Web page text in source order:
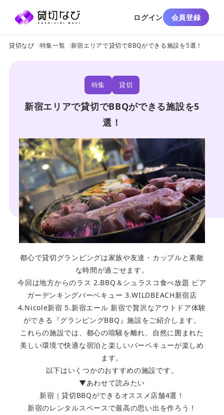
ログイン 会員登録
貸切なび 特集一覧 新宿エリアで貸切でBBQができる施設を5選！
特集 貸切
新宿エリアで貸切でBBQができる施設を5
選！
都心で貸切グランピングは家族や友達・カップルと素敵
な時間が過ごせます。
今回は地方からのラス 2.BBQ＆シュラスコ食べ放題 ビア
ガーデンキングバーベキュー 3.WILDBEACH新宿店
4.Nicole新宿 5.新宿エール 新宿で贅沢なアウトドア体験
ができる『グランピングBBQ』施設をご紹介します。
これらの施設では、都心の喧騒を離れ、自然に囲まれた
美しい環境で快適な宿泊と楽しいバーベキューが楽しめ
ます。
以下はいくつかのおすすめの施設です。
▼あわせて読みたい
新宿｜貸切BBQができるオススメ店舗4選！
新宿のレンタルスペースで最高の思い出を作ろう！